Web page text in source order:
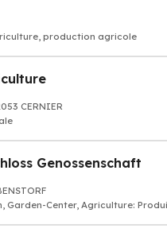
production agricole
CERNIER
Genossenschaft
Garden-Center, Agriculture: